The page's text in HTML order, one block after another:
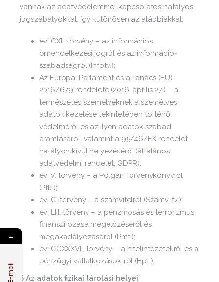
vannak az adatvédelemmel kapcsolatos hatályos
jogszabályokkal, így különösen az alábbiakkal:
évi CXII. törvény – az információs
önrendelkezési jogról és az információ-
szabadságról (Infotv.);
Az Európai Parlament és a Tanács (EU)
2016/679 rendelete (2016. április 27.) – a
természetes személyeknek a személyes
adatok kezelése tekintetében történő
védelméről és az ilyen adatok szabad
áramlásáról, valamint a 95/46/EK rendelet
hatályon kívül helyezéséről (általános
adatvédelmi rendelet, GDPR);
évi V. törvény – a Polgári Törvénykönyvről
(Ptk.);
évi C. törvény – a számvitelről (Számv. tv.);
évi LIII. törvény – a pénzmosás és terrorizmus
finanszírozása megelőzéséről és
megakadályozásáról (Pmt.);
évi CCXXXVII. törvény – a hitelintézetekről és a
pénzügyi vállalkozások-ról (Hpt.).
6 Az adatok fizikai tárolási helyei
←
E-mail